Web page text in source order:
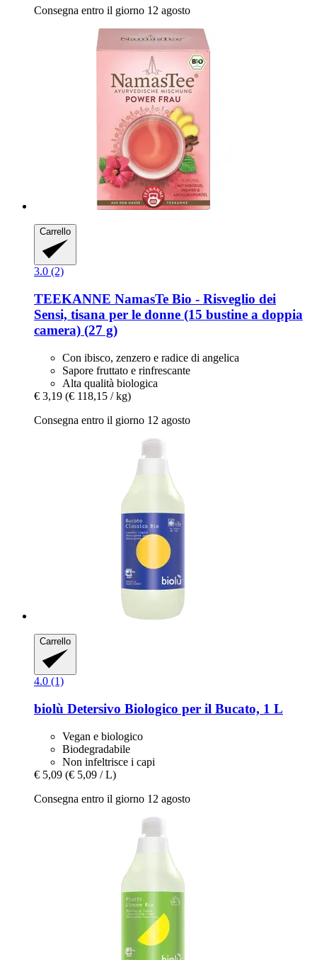
Consegna entro il giorno 12 agosto
Carrello
3.0 (2)
TEEKANNE NamasTe Bio -​ Risveglio dei
Sensi, tisana per le donne (15 bustine a doppia
camera) (27 g)
Con ibisco, zenzero e radice di angelica
Sapore fruttato e rinfrescante
Alta qualità biologica
€ 3,19 (€ 118,15 / kg)
Consegna entro il giorno 12 agosto
Carrello
4.0 (1)
biolù Detersivo Biologico per il Bucato, 1 L
Vegan e biologico
Biodegradabile
Non infeltrisce i capi
€ 5,09 (€ 5,09 / L)
Consegna entro il giorno 12 agosto